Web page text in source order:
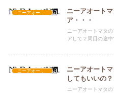
ニーアオートマタ
ニーアオート
ア・・・
ニーアオートマタ
アして２周目の途中
ニーアオートマタ
ニーアオート
してもいいの？
ニーアオートマタ